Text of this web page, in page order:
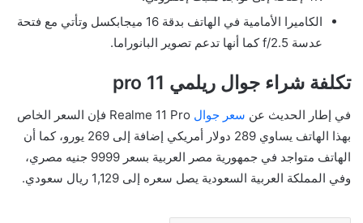
الكاميرا الأمامية في الهاتف بدقة 16 ميجابكسل وتأتي مع فتحة
عدسة f/2.5 كما أنها تدعم تصوير البانوراما.
تكلفة شراء جوال ريلمي 11 pro
في إطار الحديث عن سعر جوال
Realme 11 Pro فإن السعر الخاص
بهذا الهاتف يساوي 289 دولار أمريكي إضافة إلى 269 يورو، كما أن
الهاتف متواجد في جمهورية مصر العربية بسعر 9999 جنيه مصري،
وفي المملكة العربية السعودية يصل سعره إلى 1,129 ريال سعودي.